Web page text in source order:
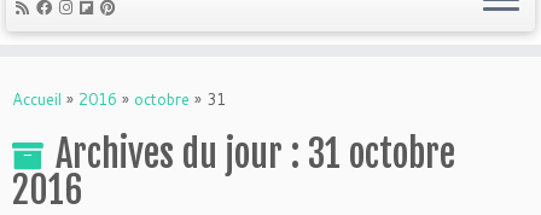
Accueil » 2016 » octobre » 31
Archives du jour : 31 octobre
2016